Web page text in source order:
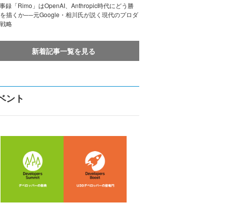
録「Rimo」はOpenAI、Anthropic時代にどう勝
描くか──元Google・相川氏が説く現代のプロダ
略
新着記事一覧を見る
ント